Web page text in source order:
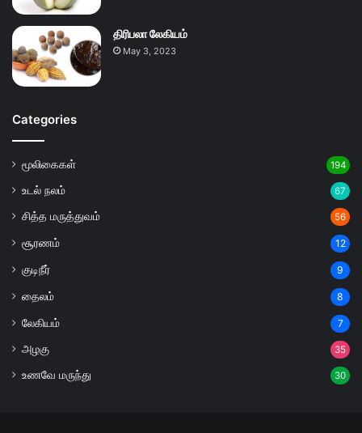
திரிபலா லேகியம்
May 3, 2023
Categories
மூலிகைகள் 194
உடல் நலம் 67
சித்த மருத்துவம் 56
சூரணம் 12
குடிநீர் 9
தைலம் 8
லேகியம் 7
அழகு 35
உணவே மருந்து 30